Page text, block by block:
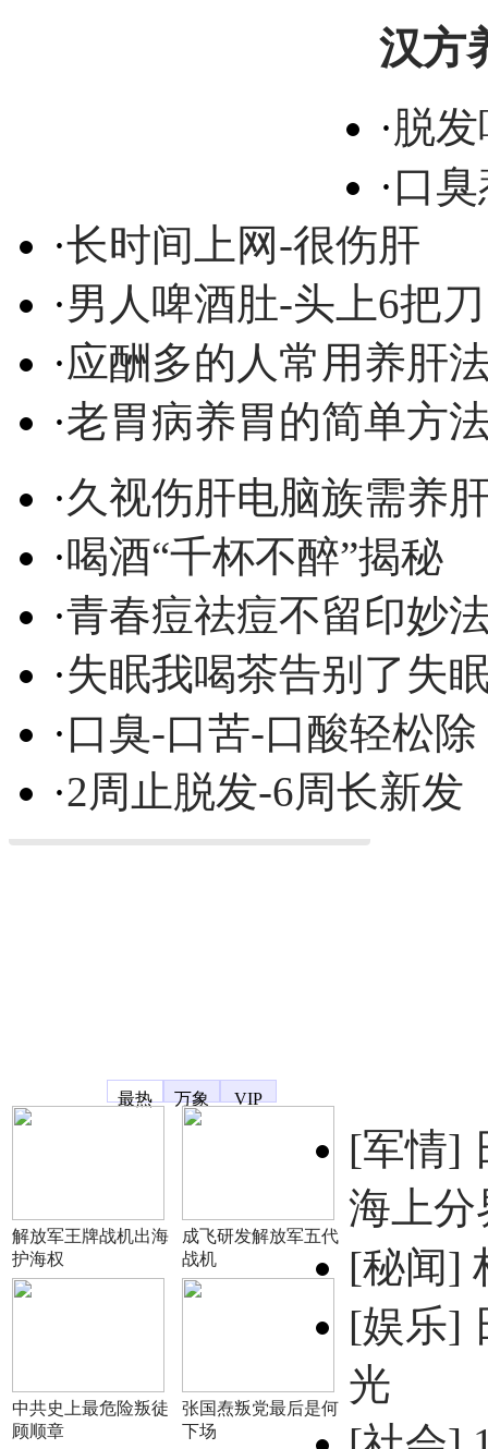
汉方
·脱
·口
·长时间上网-很伤肝
·男人啤酒肚-头上6把刀
·应酬多的人常用养肝
·老胃病养胃的简单方
·久视伤肝电脑族需养
·喝酒“千杯不醉”揭秘
·青春痘祛痘不留印妙
·失眠我喝茶告别了失
·口臭-口苦-口酸轻松除
·2周止脱发-6周长新发
最热
万象 VIP
解放军王牌战机出海
护海权
成飞研发解放军五代
战机
中共史上最危险叛徒
顾顺章
张国焘叛党最后是何
下场
[军情]
海上分
[秘闻]
[娱乐]
光